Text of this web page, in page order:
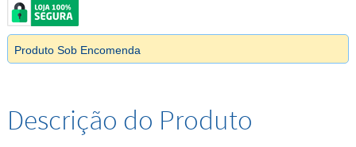
Produto Sob Encomenda
Descrição do Produto